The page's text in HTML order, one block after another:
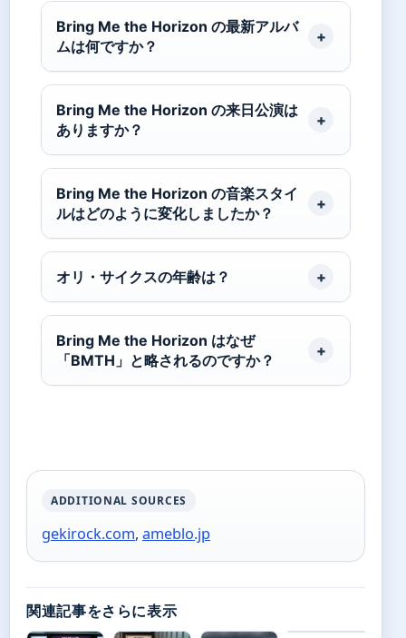
Bring Me the Horizon の最新アルバ
ムは何ですか？
Bring Me the Horizon の来日公演は
ありますか？
Bring Me the Horizon の音楽スタイ
ルはどのように変化しましたか？
オリ・サイクスの年齢は？
Bring Me the Horizon はなぜ
「BMTH」と略されるのですか？
ADDITIONAL SOURCES
gekirock.com, ameblo.jp
関連記事をさらに表示